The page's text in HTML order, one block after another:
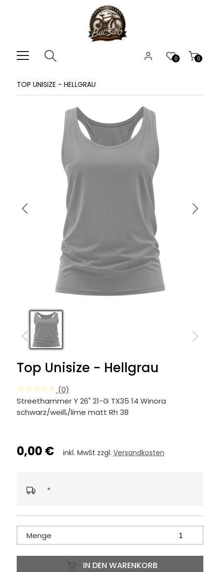
0
0
TOP UNISIZE - HELLGRAU
Top Unisize - Hellgrau
(0)
Streethammer Y 26" 21-G TX35 14 Winora
schwarz/weiß/lime matt Rh 38
0,00 € inkl. MwSt zzgl. Versandkosten
*
Menge
IN DEN WARENKORB